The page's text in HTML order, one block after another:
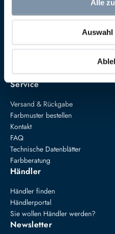
Alle
Auswahl
Anna von Mangoldt GmbH &
34414 Warburg
farben@annavonmangoldt.com
Service
Versand & Rückgabe
Farbmuster bestellen
Kontakt
FAQ
Technische Datenblätter
Farbberatung
Händler
Händler finden
Händlerportal
Sie wollen Händler werden?
Newsletter